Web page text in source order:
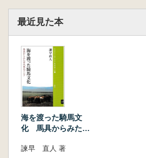
最近見た本
海を渡った騎馬文
化 馬具からみた古
諫早 直人 著